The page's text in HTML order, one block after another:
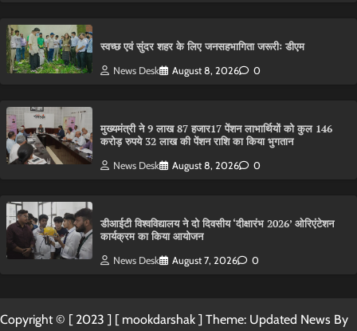
स्वच्छ एवं सुंदर शहर के लिए जनसहभागिता जरूरीः डीएम
News Desk August 8, 2026 0
मुख्यमंत्री ने 9 लाख 87 हजार17 पेंशन लाभार्थियों को कुल 146
करोड़ रुपये 32 लाख की पेंशन राशि का किया भुगतान
News Desk August 8, 2026 0
डीआईटी विश्वविद्यालय ने दो दिवसीय ‘दीक्षारंभ 2026’ ओरिएंटेशन
कार्यक्रम का किया आयोजन
News Desk August 7, 2026 0
Copyright © [ 2023 ] [ mookdarshak ] Theme: Updated News By